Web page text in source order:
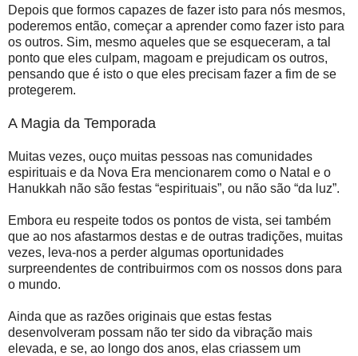
Depois que formos capazes de fazer isto para nós mesmos,
poderemos então, começar a aprender como fazer isto para
os outros. Sim, mesmo aqueles que se esqueceram, a tal
ponto que eles culpam, magoam e prejudicam os outros,
pensando que é isto o que eles precisam fazer a fim de se
protegerem.
A Magia da Temporada
Muitas vezes, ouço muitas pessoas nas comunidades
espirituais e da Nova Era mencionarem como o Natal e o
Hanukkah não são festas “espirituais”, ou não são “da luz”.
Embora eu respeite todos os pontos de vista, sei também
que ao nos afastarmos destas e de outras tradições, muitas
vezes, leva-nos a perder algumas oportunidades
surpreendentes de contribuirmos com os nossos dons para
o mundo.
Ainda que as razões originais que estas festas
desenvolveram possam não ter sido da vibração mais
elevada, e se, ao longo dos anos, elas criassem um